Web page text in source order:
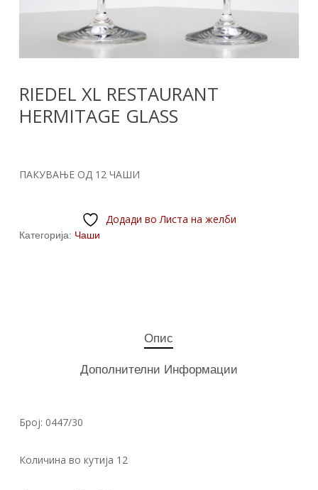
RIEDEL XL RESTAURANT
HERMITAGE GLASS
ПАКУВАЊЕ ОД 12 ЧАШИ
Додади во Листа на желби
Категорија: Чаши
Опис
Дополнителни Информации
Број: 0447/30
Количина во кутија 12